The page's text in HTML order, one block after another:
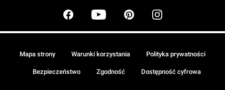
Mapa strony Warunki korzystania Polityka prywatności
Bezpieczeństwo Zgodność Dostępność cyfrowa